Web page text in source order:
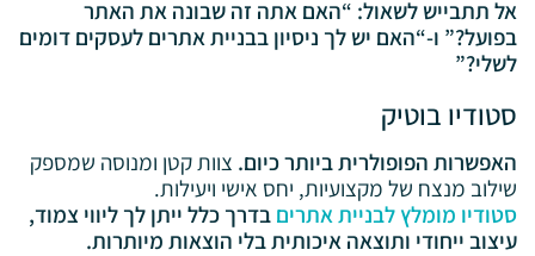
אל תתבייש לשאול: “האם אתה זה שבונה את האתר
בפועל?” ו-“האם יש לך ניסיון בבניית אתרים לעסקים דומים
לשלי?”
סטודיו בוטיק
האפשרות הפופולרית ביותר כיום.צוות קטן ומנוסה שמספק
שילוב מנצח של מקצועיות, יחס אישי ויעילות.
סטודיו מומלץ לבניית אתריםבדרך כלל ייתן לך ליווי צמוד,
עיצוב ייחודי ותוצאה איכותית בלי הוצאות מיותרות.